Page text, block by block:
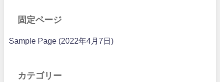
固定ページ
Sample Page (2022年4月7日)
カテゴリー